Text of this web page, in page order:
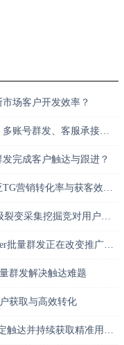
场客户开发效率？
发、客服承接与长期运营
完成客户触达与跟进？
营销转化率与获客效率？
掘竞对用户并做私信转化？
量群发正在改变推广方式
群发解决触达难题
获取与高效转化
达并持续获取精准用户？